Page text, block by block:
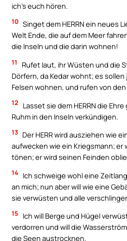
ich’s euch hören.
10 Singet dem HERRN ein neues
Welt Ende, die auf dem Meer
die Inseln und die darin wohnen!
11
Rufet laut, ihr Wüsten und die
Dörfern, da Kedar wohnt; es
Felsen wohnen, und rufen von
12
Lasset sie dem HERRN die
Ruhm in den Inseln verkündigen.
13 Der HERR wird ausziehen wie
aufwecken wie ein Kriegsmann; er
tönen; er wird seinen Feinden
14 Ich schweige wohl eine
an mich; nun aber will wie eine
sie verwüsten und alle
15
Ich will Berge und Hügel
verdorren und will die
die Seen austrocknen.